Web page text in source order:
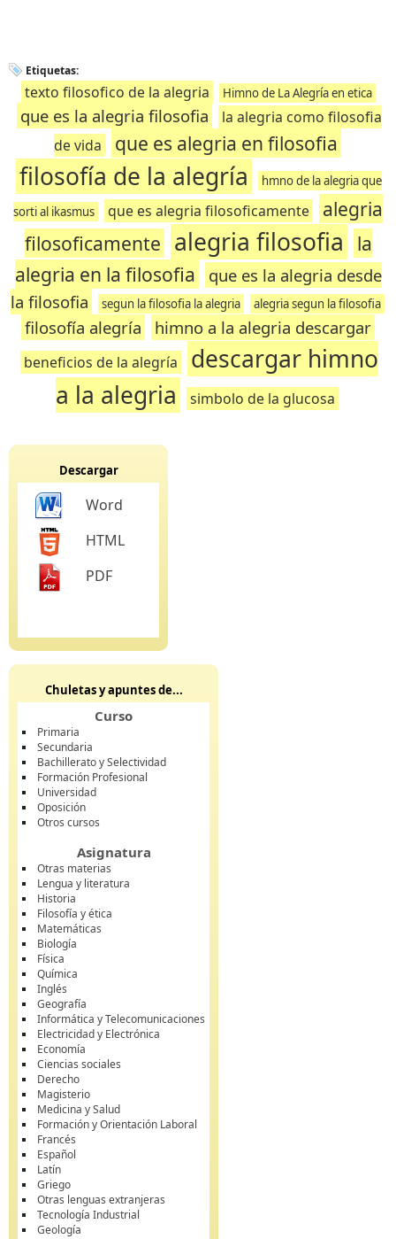
Etiquetas:
texto filosofico de la alegria Himno de La Alegría en etica
que es la alegria filosofia
la alegria como filosofia
de vida
que es alegria en filosofia
filosofía de la alegría
hmno de la alegria que
sorti al ikasmus
que es alegria filosoficamente
alegria
filosoficamente alegria filosofia
la
alegria en la filosofia
que es la alegria desde
la filosofia
segun la filosofia la alegria alegria segun la filosofia
filosofía alegría himno a la alegria descargar
beneficios de la alegría
descargar himno
a la alegria
simbolo de la glucosa
Descargar
Word
HTML
PDF
Chuletas y apuntes de...
Curso
Primaria
Secundaria
Bachillerato y Selectividad
Formación Profesional
Universidad
Oposición
Otros cursos
Asignatura
Otras materias
Lengua y literatura
Historia
Filosofía y ética
Matemáticas
Biología
Física
Química
Inglés
Geografía
Informática y Telecomunicaciones
Electricidad y Electrónica
Economía
Ciencias sociales
Derecho
Magisterio
Medicina y Salud
Formación y Orientación Laboral
Francés
Español
Latín
Griego
Otras lenguas extranjeras
Tecnología Industrial
Geología